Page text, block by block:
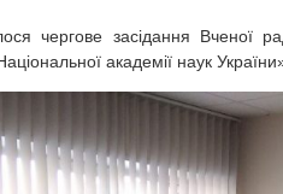
чергове засідання Вченої
академії наук